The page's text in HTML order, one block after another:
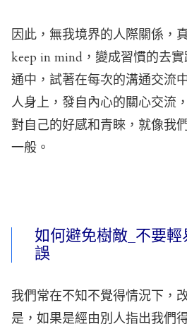
因此，無我境界的人際關係，
keep in mind，變成習慣的去
通中，試著在每次的溝通交流
人身上，發自內心的關心交流
對自己的好感和青睞，就像我
一般。
如何避免樹敵_不要
誤
我們常在不知不覺得情況下，
是，如果是經由別人指出我們